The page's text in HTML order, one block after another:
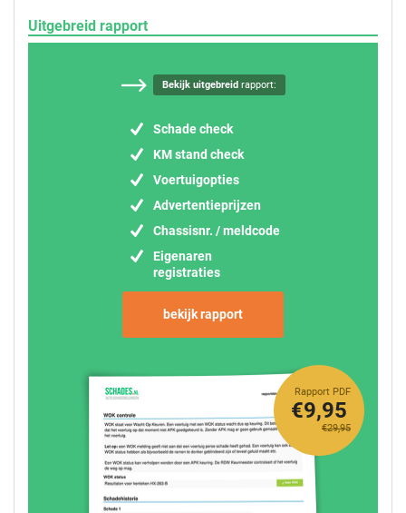
Uitgebreid rapport
Bekijk uitgebreidrapport:
Schade check
KM stand check
Voertuigopties
Advertentieprijzen
Chassisnr. / meldcode
Eigenaren
registraties
bekijk rapport
Rapport PDF
€29,95
€9,95